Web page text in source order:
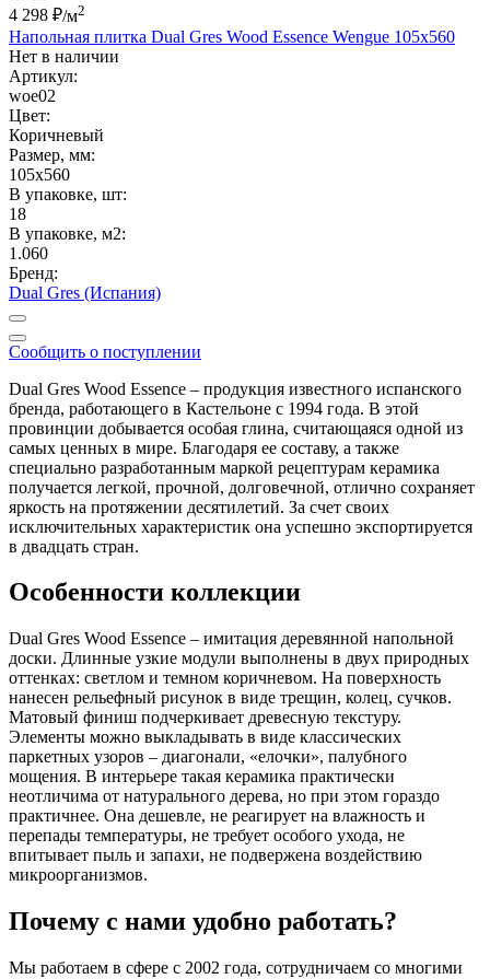
4 298 ₽/м2
Напольная плитка Dual Gres Wood Essence Wengue 105x560
Нет в наличии
Артикул:
woe02
Цвет:
Коричневый
Размер, мм:
105x560
В упаковке, шт:
18
В упаковке, м2:
1.060
Бренд:
Dual Gres (Испания)
Сообщить о поступлении
Dual Gres Wood Essence – продукция известного испанского
бренда, работающего в Кастельоне с 1994 года. В этой
провинции добывается особая глина, считающаяся одной из
самых ценных в мире. Благодаря ее составу, а также
специально разработанным маркой рецептурам керамика
получается легкой, прочной, долговечной, отлично сохраняет
яркость на протяжении десятилетий. За счет своих
исключительных характеристик она успешно экспортируется
в двадцать стран.
Особенности коллекции
Dual Gres Wood Essence – имитация деревянной напольной
доски. Длинные узкие модули выполнены в двух природных
оттенках: светлом и темном коричневом. На поверхность
нанесен рельефный рисунок в виде трещин, колец, сучков.
Матовый финиш подчеркивает древесную текстуру.
Элементы можно выкладывать в виде классических
паркетных узоров – диагонали, «елочки», палубного
мощения. В интерьере такая керамика практически
неотличима от натурального дерева, но при этом гораздо
практичнее. Она дешевле, не реагирует на влажность и
перепады температуры, не требует особого ухода, не
впитывает пыль и запахи, не подвержена воздействию
микроорганизмов.
Почему с нами удобно работать?
Мы работаем в сфере с 2002 года, сотрудничаем со многими